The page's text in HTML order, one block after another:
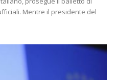
Mentre il presidente del